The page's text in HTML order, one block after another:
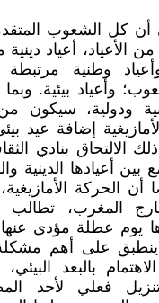
أن كل الشعوب
الأعياد، أعياد
وطنية مرتبطة
وأعياد بيئية.
ودولية، سيكون
إضافة عيد
ذلك الالتحاق بنادي
بين أعيادها الدينية
أن الحركة
المغرب، تطالب
يوم عطلة مؤدى
ينطبق على أهم
بالبعد البيئي،
فعلي لأحد